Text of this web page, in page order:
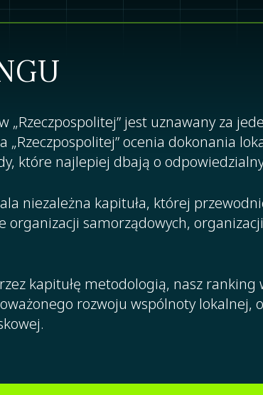
„Rzeczpospolitej” jest uznawany za
„Rzeczpospolitej” ocenia dokonania
które najlepiej dbają o
niezależna kapituła, której
organizacji samorządowych,
kapitułę metodologią, nasz ranking
rozwoju wspólnoty